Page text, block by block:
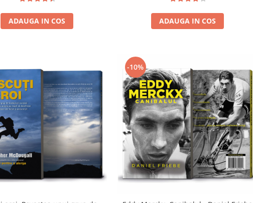
ADAUGA IN COS ADAUGA IN COS
-10%